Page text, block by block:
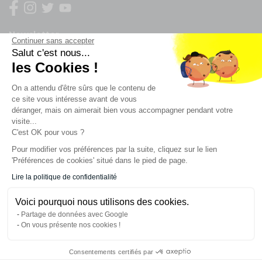
Continuer sans accepter
Salut c'est nous...
les Cookies !
On a attendu d'être sûrs que le contenu de
ce site vous intéresse avant de vous
déranger, mais on aimerait bien vous accompagner pendant votre
visite...
C'est OK pour vous ?
Pour modifier vos préférences par la suite, cliquez sur le lien
'Préférences de cookies' situé dans le pied de page.
Lire la politique de confidentialité
Voici pourquoi nous utilisons des cookies.
Partage de données avec Google
On vous présente nos cookies !
Consentements certifiés par
Newsletter
Enregistrez vous à la newsletter
Restez à l'actualité sur nos produits et les offres du
moment
NOS SERVICES
INFORMATIONS
CONTACT